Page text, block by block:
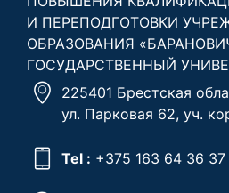
И ПЕРЕПОДГОТОВКИ
ОБРАЗОВАНИЯ
ГОСУДАРСТВЕННЫЙ
225401 Брестская
ул. Парковая 62, уч.
Tel : +375 163 64 36 37